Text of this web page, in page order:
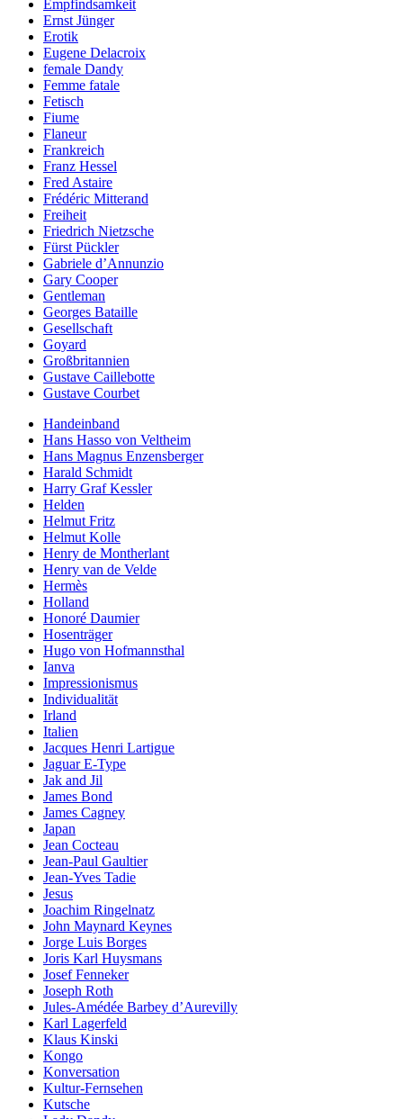
Empfindsamkeit
Ernst Jünger
Erotik
Eugene Delacroix
female Dandy
Femme fatale
Fetisch
Fiume
Flaneur
Frankreich
Franz Hessel
Fred Astaire
Frédéric Mitterand
Freiheit
Friedrich Nietzsche
Fürst Pückler
Gabriele d’Annunzio
Gary Cooper
Gentleman
Georges Bataille
Gesellschaft
Goyard
Großbritannien
Gustave Caillebotte
Gustave Courbet
Handeinband
Hans Hasso von Veltheim
Hans Magnus Enzensberger
Harald Schmidt
Harry Graf Kessler
Helden
Helmut Fritz
Helmut Kolle
Henry de Montherlant
Henry van de Velde
Hermès
Holland
Honoré Daumier
Hosenträger
Hugo von Hofmannsthal
Ianva
Impressionismus
Individualität
Irland
Italien
Jacques Henri Lartigue
Jaguar E-Type
Jak and Jil
James Bond
James Cagney
Japan
Jean Cocteau
Jean-Paul Gaultier
Jean-Yves Tadie
Jesus
Joachim Ringelnatz
John Maynard Keynes
Jorge Luis Borges
Joris Karl Huysmans
Josef Fenneker
Joseph Roth
Jules-Amédée Barbey d’Aurevilly
Karl Lagerfeld
Klaus Kinski
Kongo
Konversation
Kultur-Fernsehen
Kutsche